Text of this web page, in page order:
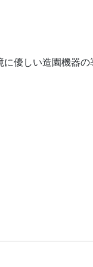
優しい造園機器の